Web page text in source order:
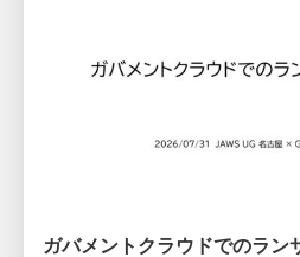
ガバメントクラウドでのラン